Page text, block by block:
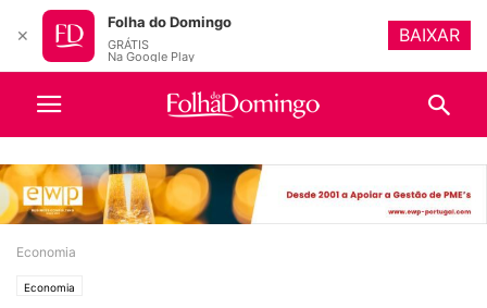
Economia
Economia
✕
Folha do Domingo
GRÁTIS
Na Google Play
BAIXAR